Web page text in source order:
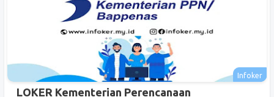
LOKER Kementerian Perencanaan